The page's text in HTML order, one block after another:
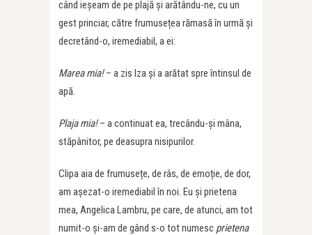
când ieșeam de pe plajă și arătându-ne, cu un
gest princiar, către frumusețea rămasă în urmă și
decretând-o, iremediabil, a ei:
Marea mia!– a zis Iza și a arătat spre întinsul de
apă.
Plaja mia!– a continuat ea, trecându-și mâna,
stăpânitor, pe deasupra nisipurilor.
Clipa aia de frumusețe, de râs, de emoție, de dor,
am așezat-o iremediabil în noi. Eu și prietena
mea, Angelica Lambru, pe care, de atunci, am tot
numit-o și-am de gând s-o tot numesc prietena